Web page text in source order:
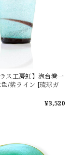
ラス工房虹】泡台巻一
/紫ライン [琉球ガ
¥3,520